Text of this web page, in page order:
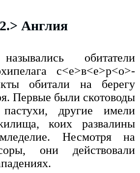
Англия
обитатели
с<е>в<е>р<о>-
обитали на берегу
Первые были скотоводы
другие имели
коих развалины
Несмотря на
они действовали